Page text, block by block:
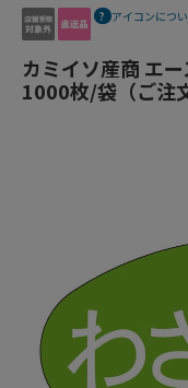
アイコンにつ
カミイソ産商 エ
1000枚/袋（ご注